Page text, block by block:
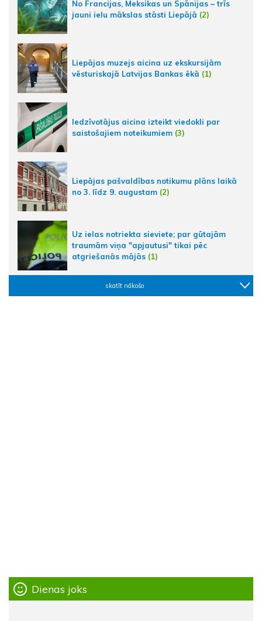
No Francijas, Meksikas un Spānijas – trīs
jauni ielu mākslas stāsti Liepājā (2)
Liepājas muzejs aicina uz ekskursijām
vēsturiskajā Latvijas Bankas ēkā (1)
Iedzīvotājus aicina izteikt viedokli par
saistošajiem noteikumiem (3)
Liepājas pašvaldības notikumu plāns laikā
no 3. līdz 9. augustam (2)
Uz ielas notriekta sieviete; par gūtajām
traumām viņa "apjautusi" tikai pēc
atgriešanās mājās (1)
skatīt nākošo
Dienas joks